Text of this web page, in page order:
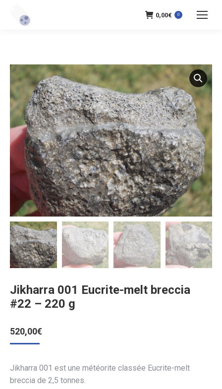
0,00€ 0
Jikharra 001 Eucrite-melt breccia
#22 – 220 g
520,00€
Jikharra 001 est une météorite classée Eucrite-melt
breccia de 2,5 tonnes.